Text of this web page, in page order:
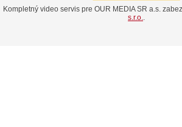
Kompletný video servis pre OUR MEDIA SR a.s.
s.r.o..